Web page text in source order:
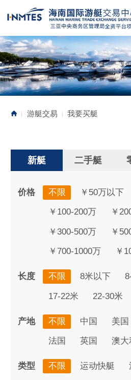
| 游艇交易 | 我要买艇
新艇 二手艇
价格 不限 ￥50万以下
￥100-200万 ￥
￥300-500万 ￥
￥700-1000万 ￥
长度 不限 8米以下
17-22米 22-30米
产地 不限 中国 美国
法国 英国 澳大
类型 不限 运动快艇